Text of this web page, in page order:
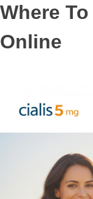
Where
Online